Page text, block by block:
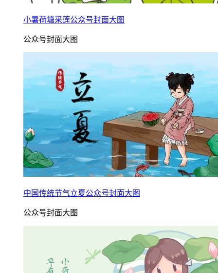
小暑荷塘采莲公众号封面大图
公众号封面大图
中国传统节气立夏公众号封面大图
公众号封面大图